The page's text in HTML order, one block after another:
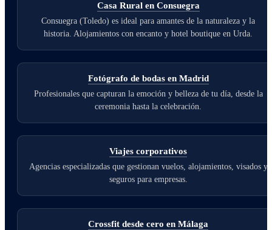
Casa Rural en Consuegra
Consuegra (Toledo) es ideal para amantes de la naturaleza y la
historia. Alojamientos con encanto y hotel boutique en Urda.
Fotógrafo de bodas en Madrid
Profesionales que capturan la emoción y belleza de tu día, desde la
ceremonia hasta la celebración.
Viajes corporativos
Agencias especializadas que gestionan vuelos, alojamientos, visados y
seguros para empresas.
Crossfit desde cero en Málaga